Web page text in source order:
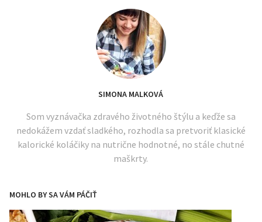
SIMONA MALKOVÁ
Som vyznávačka zdravého životného štýlu a keďže sa
nedokážem vzdať sladkého, rozhodla sa pretvoriť klasické
kalorické koláčiky na nutrične hodnotné, no stále chutné
maškrty.
MOHLO BY SA VÁM PÁČIŤ